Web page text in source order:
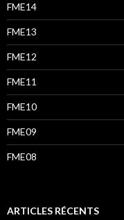
FME14
FME13
FME12
FME11
FME10
FME09
FME08
ARTICLES RÉCENTS